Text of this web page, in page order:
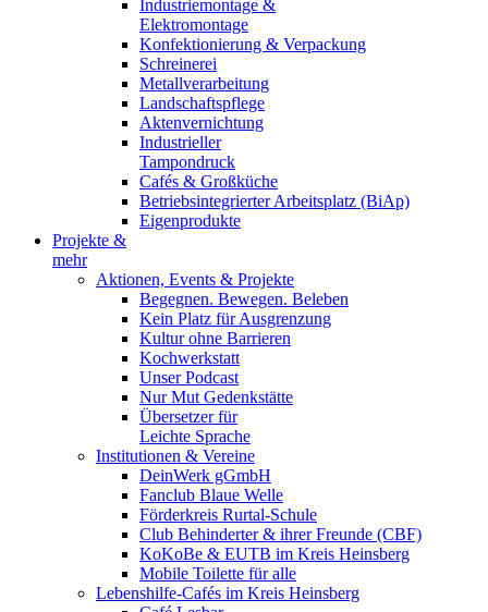
Industriemontage &
Elektromontage
Konfektionierung & Verpackung
Schreinerei
Metallverarbeitung
Landschaftspflege
Aktenvernichtung
Industrieller
Tampondruck
Cafés & Großküche
Betriebsintegrierter Arbeitsplatz (BiAp)
Eigenprodukte
Projekte &
mehr
Aktionen, Events & Projekte
Begegnen. Bewegen. Beleben
Kein Platz für Ausgrenzung
Kultur ohne Barrieren
Kochwerkstatt
Unser Podcast
Nur Mut Gedenkstätte
Übersetzer für
Leichte Sprache
Institutionen & Vereine
DeinWerk gGmbH
Fanclub Blaue Welle
Förderkreis Rurtal-Schule
Club Behinderter & ihrer Freunde (CBF)
KoKoBe & EUTB im Kreis Heinsberg
Mobile Toilette für alle
Lebenshilfe-Cafés im Kreis Heinsberg